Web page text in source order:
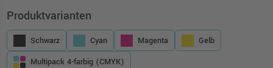
Produktvarianten
Schwarz Cyan Magenta
Gelb
Multipack 4-farbig (CMYK)